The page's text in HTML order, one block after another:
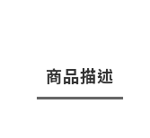
商品描述